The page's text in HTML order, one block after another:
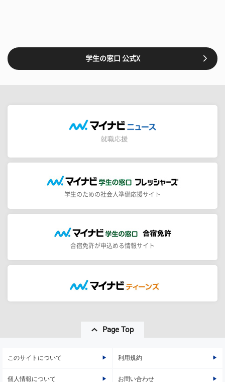
学生の窓口 公式X
学生のための社会人準備応援サイト
合宿免許が申込める情報サイト
Page Top
このサイトについて 利用規約
個人情報について お問い合わせ